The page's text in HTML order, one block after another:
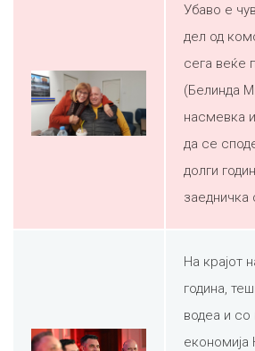
Убаво е
дел од
сега веќе
(Белинда
насмевка
да се
долги
заедничка
На крајот
година,
водеа и со